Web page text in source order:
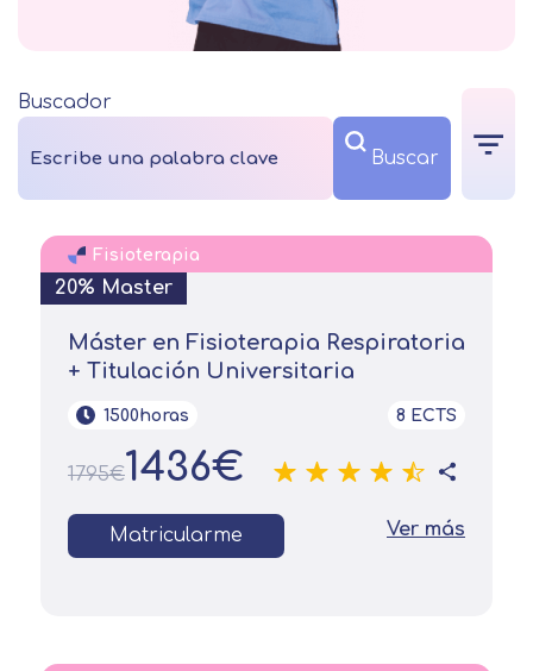
Buscador
Fisioterapia
20% Master
Máster en Fisioterapia Respiratoria
+ Titulación Universitaria
1500horas 8 ECTS
1795€1436€
Matricularme Ver más
Solicitar
información